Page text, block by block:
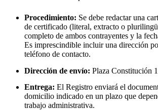
Procedimiento: Se debe redactar una
de certificado (literal, extracto o
completo de ambos contrayentes y la
Es imprescindible incluir una dirección
teléfono de contacto.
Dirección de envío: Plaza Constitución
Entrega: El Registro enviará el
domicilio indicado en un plazo que
trabajo administrativa.